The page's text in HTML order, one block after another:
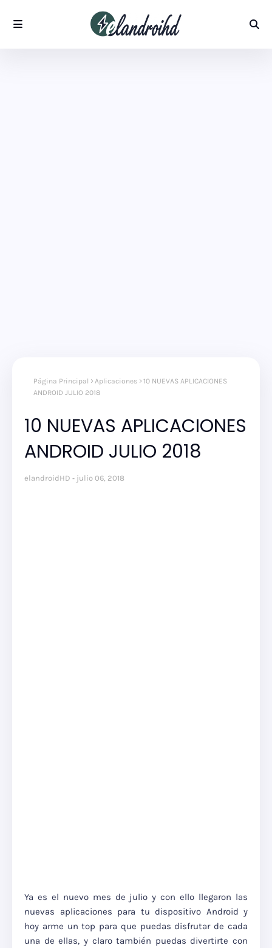
Página Principal Aplicaciones
10 NUEVAS APLICACIONES
ANDROID JULIO 2018
10 NUEVAS APLICACIONES
ANDROID JULIO 2018
elandroidHD julio 06, 2018
Ya es el nuevo mes de julio y con ello llegaron las
nuevas aplicaciones para tu dispositivo Android y
hoy arme un top para que puedas disfrutar de cada
una de ellas, y claro también puedas divertirte con